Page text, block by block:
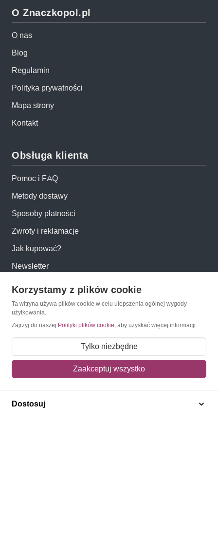
O Znaczkopol.pl
O nas
Blog
Regulamin
Polityka prywatności
Mapa strony
Kontakt
Obsługa klienta
Pomoc i FAQ
Metody dostawy
Sposoby płatności
Zwroty i reklamacje
Jak kupować?
Newsletter
Konto
Moje konto
Moje zamówienia
Mój koszyk
Adres dostawy
Polecamy
Korzystamy z plików cookie
Ta witryna używa plików cookie w celu ulepszenia ogólnej wygody
użytkowania.
Zajrzyj do naszej Polityki plików cookie, aby uzyskać więcej informacji.
Tylko niezbędne
Zaakceptuj wszystko
Dostosuj